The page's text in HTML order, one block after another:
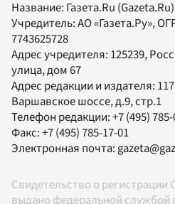
Название: Газета.Ru (Gazeta.Ru)
Учредитель:АО «Газета.Ру»,
7743625728
Адрес учредителя: 125239,
улица, дом 67
Адрес редакции и издателя:
Варшавское шоссе, д.9, стр.1
Телефон редакции:+7 (495)
Факс:+7 (495) 785-17-01
Электронная почта:
Свидетельство о
выдано федеральной службой